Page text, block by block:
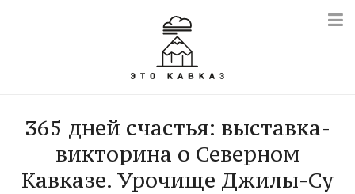
365 дней счастья: выставка-
викторина о Северном
Кавказе. Урочище Джилы-Су